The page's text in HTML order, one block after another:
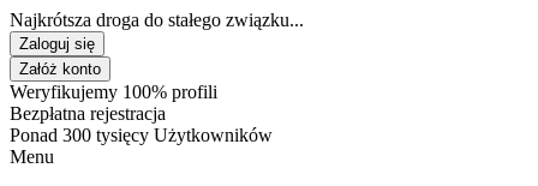
Najkrótsza droga do stałego związku...
Zaloguj się
Załóż konto
Weryfikujemy 100% profili
Bezpłatna rejestracja
Ponad 300 tysięcy Użytkowników
Menu